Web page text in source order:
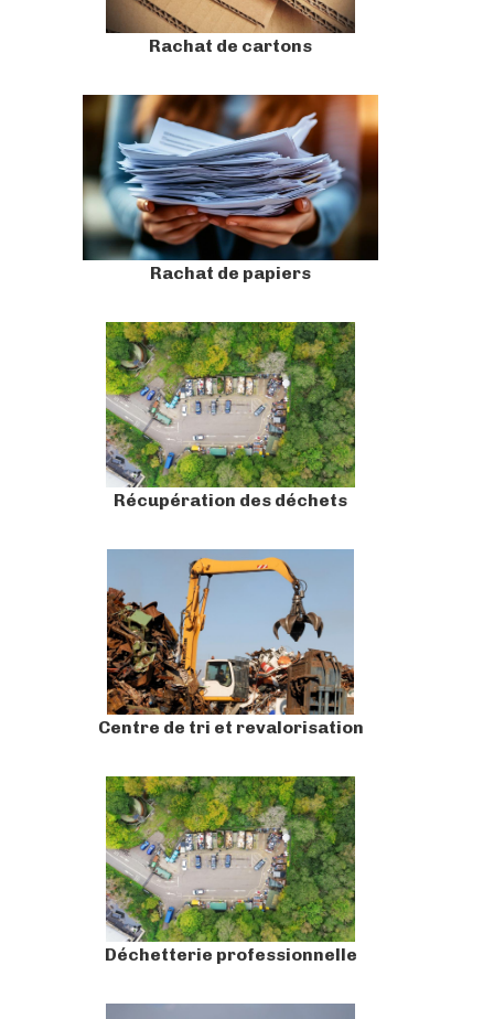
Rachat de cartons
Rachat de papiers
Récupération des déchets
Centre de tri et revalorisation
Déchetterie professionnelle